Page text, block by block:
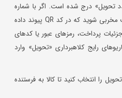
تحویل» درج شده است. اگر با شماره
تماس بگیرید یا وارد وب‌سایت مخربی شوید که در کد QR پیوند داده
پرداخت، رمزهای عبور یا کدهای
رایج کلاهبرداری «تحویل» وارد
را انتخاب کنید تا کالا به فرستنده